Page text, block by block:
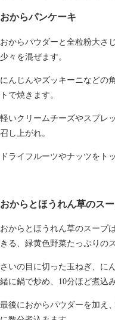
おからパンケーキ
おからパウダーと全粒粉大さ
少々を混ぜます。
にんじんやズッキーニなどの
トで焼きます。
軽いクリームチーズやスプレ
召し上がれ。
ドライフルーツやナッツをト
おからとほうれん草のス
おからとほうれん草のスープ
きる、緑黄色野菜たっぷりの
さいの目に切った玉ねぎ、に
緒に鍋で炒め、10分ほど煮込
最後におからパウダーを加え